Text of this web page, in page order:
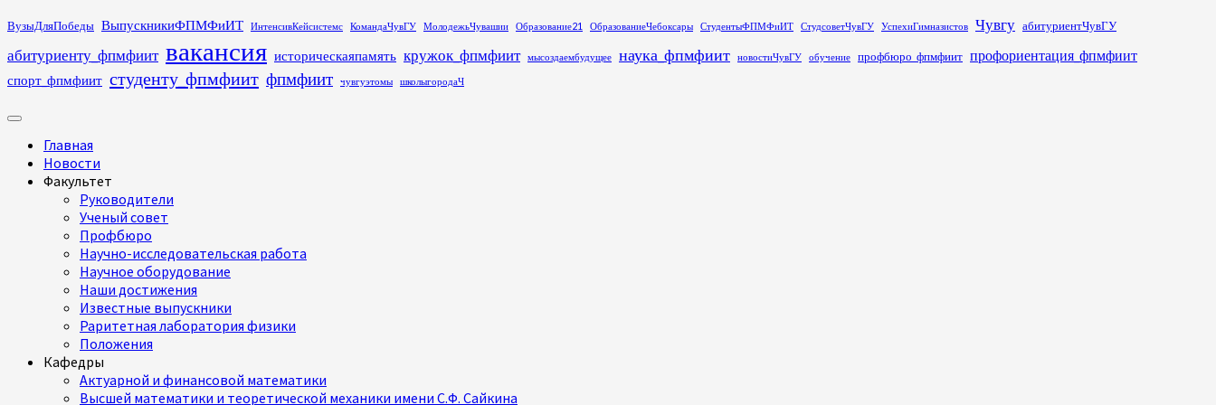
Перейти
содержимому
ВузыДляПобеды ВыпускникиФПМФиИТ ИнтенсивКейсистемс КомандаЧувГУ МолодежьЧувашии Образование21 ОбразованиеЧебоксары СтудентыФПМФиИТ СтудсоветЧувГУ УспехиГимназистов Чувгу абитуриентЧувГУ
абитуриенту_фпмфиит вакансия историческаяпамять кружок_фпмфиит мысоздаембудущее наука_фпмфиит новостиЧувГУ обучение профбюро_фпмфиит профориентация_фпмфиит
спорт_фпмфиит студенту_фпмфиит фпмфиит чувгуэтомы школыгородаЧ
Основное
Главная
Новости
Факультет
Руководители
Ученый совет
Профбюро
Научно-исследовательская работа
Научное оборудование
Наши достижения
Известные выпускники
Раритетная лаборатория физики
Положения
Кафедры
Актуарной и финансовой математики
Высшей математики и теоретической механики имени С.Ф. Сайкина